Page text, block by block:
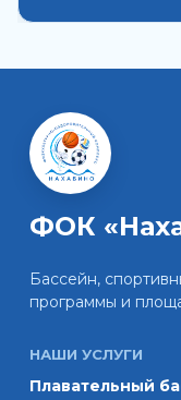
ФОК
Бассейн,
программы и
НАШИ УСЛУГИ
Плавательный